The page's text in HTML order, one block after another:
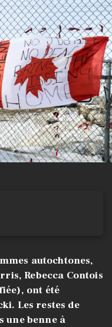
autochtones,
Rebecca Contois
ont été
Les restes de
une benne à